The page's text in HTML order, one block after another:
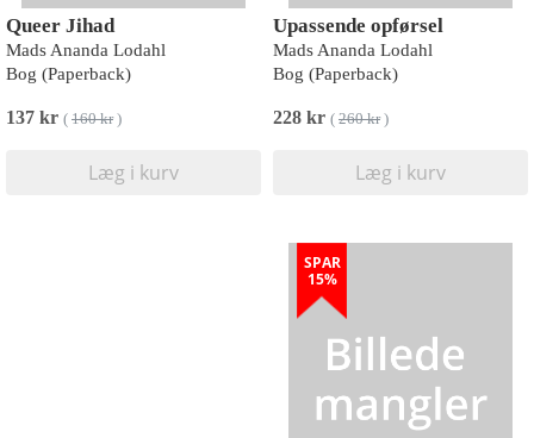
Queer Jihad
Mads Ananda Lodahl
Bog (Paperback)
137 kr ( 160 kr)
Læg i kurv
Upassende opførsel
Mads Ananda Lodahl
Bog (Paperback)
228 kr ( 260 kr)
Læg i kurv
SPAR
15%